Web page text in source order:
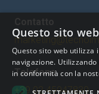
Telefono
+39 02 45947830
Questo sito
Questo sito web utilizza
navigazione.
in conformità con la